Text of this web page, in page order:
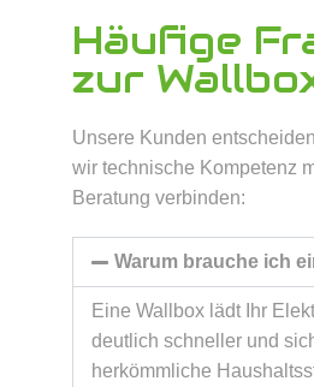
Häufige
zur
Unsere Kunden
wir technische Kompetenz
Beratung verbinden:
Warum brauche ich
Eine Wallbox lädt Ihr
deutlich schneller und
herkömmliche